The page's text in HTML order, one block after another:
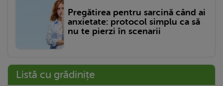
Pregătirea pentru sarcină când ai
anxietate: protocol simplu ca să
nu te pierzi în scenarii
Listă cu grădinițe